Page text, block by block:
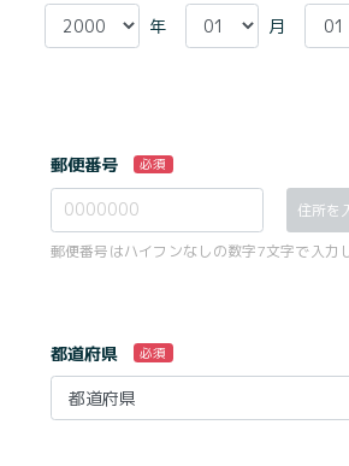
年 月
郵便番号 必須
住所を
郵便番号はハイフンなしの数字7文字で入力
都道府県 必須